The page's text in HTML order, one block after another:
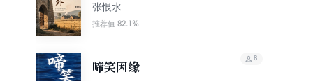
张恨水
推荐值 82.1%
啼笑因缘
8